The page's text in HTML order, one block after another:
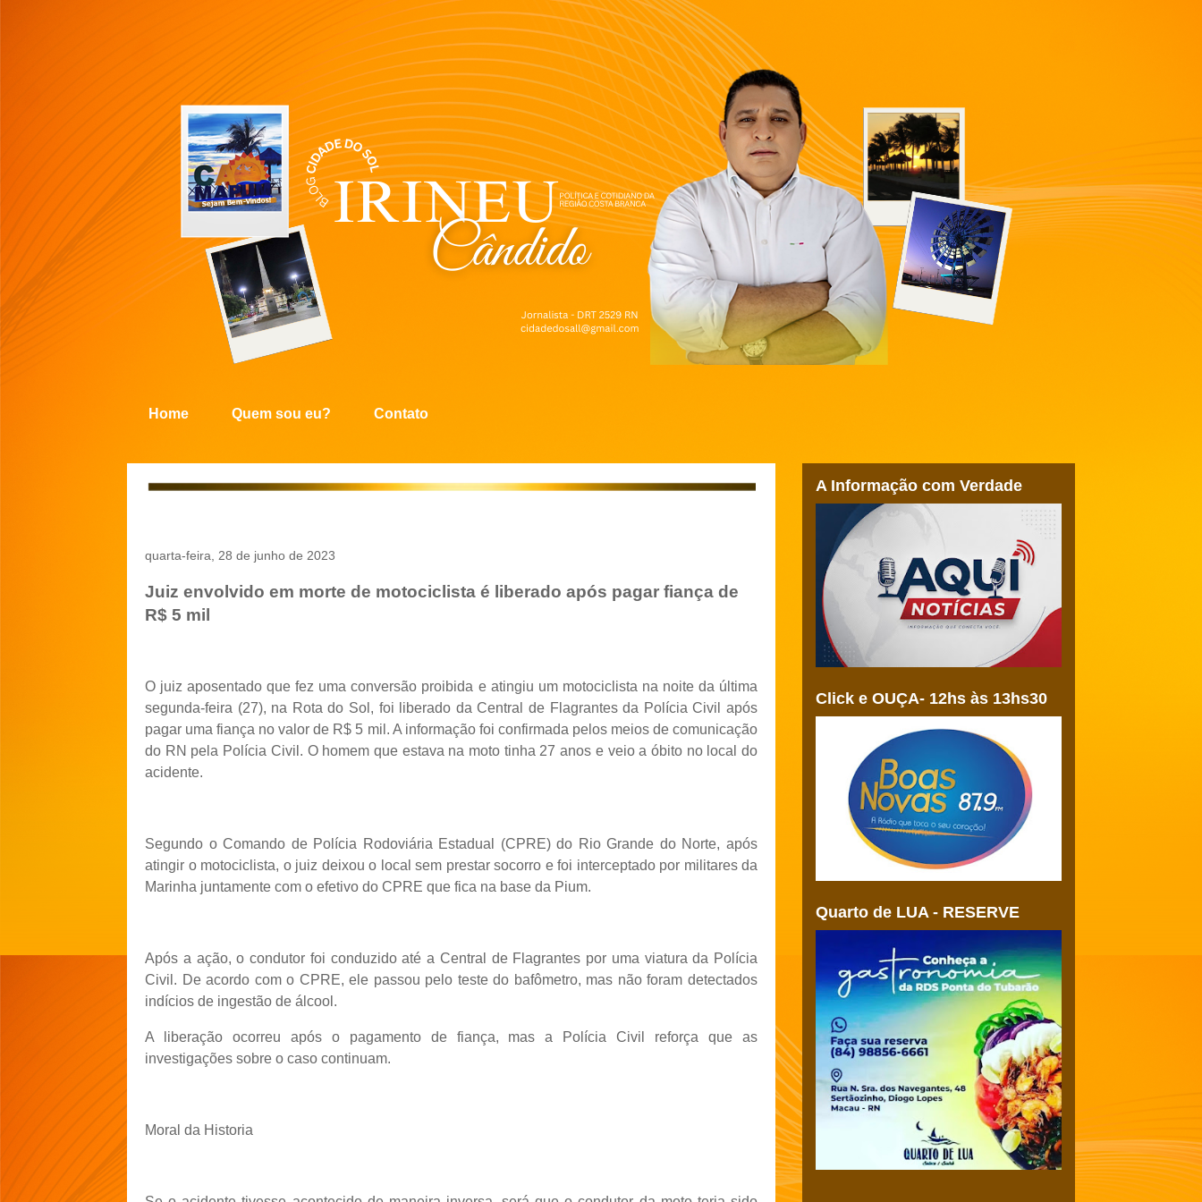
Home Quem sou eu? Contato
quarta-feira, 28 de junho de 2023
Juiz envolvido em morte de motociclista é liberado após pagar fiança de
R$ 5 mil
O juiz aposentado que fez uma conversão proibida e atingiu um motociclista na noite da última
segunda-feira (27), na Rota do Sol, foi liberado da Central de Flagrantes da Polícia Civil após
pagar uma fiança no valor de R$ 5 mil. A informação foi confirmada pelos meios de comunicação
do RN pela Polícia Civil. O homem que estava na moto tinha 27 anos e veio a óbito no local do
acidente.
Segundo o Comando de Polícia Rodoviária Estadual (CPRE) do Rio Grande do Norte, após
atingir o motociclista, o juiz deixou o local sem prestar socorro e foi interceptado por militares da
Marinha juntamente com o efetivo do CPRE que fica na base da Pium.
Após a ação, o condutor foi conduzido até a Central de Flagrantes por uma viatura da Polícia
Civil. De acordo com o CPRE, ele passou pelo teste do bafômetro, mas não foram detectados
indícios de ingestão de álcool.
A liberação ocorreu após o pagamento de fiança, mas a Polícia Civil reforça que as
investigações sobre o caso continuam.
Moral da Historia
A Informação com Verdade
Click e OUÇA- 12hs às 13hs30
Quarto de LUA - RESERVE